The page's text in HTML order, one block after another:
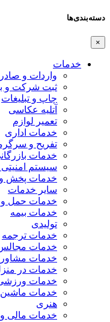
دسته‌بندی‌ها
×
خدمات
واردات و
ثبت شرکت و
چاپ و تبلیغات
آتلیه عکاسی
تعمیر لوازم
خدمات اداری
تفریح و
خدمات
سیستم
خدمات پخش و
سایر خدمات
خدمات حمل و
خدمات بیمه
تولیدی
خدمات ترجمه
خدمات
خدمات
خدمات در
خدمات
خدمات ماشین
هنری
خدمات مالی